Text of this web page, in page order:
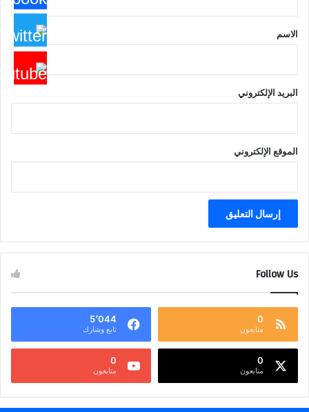
*
الاسم
البريد الإلكتروني
الموقع الإلكتروني
Follow Us
0
متابعون
5٬044
تابع وشارك
0
متابعون
0
متابعون